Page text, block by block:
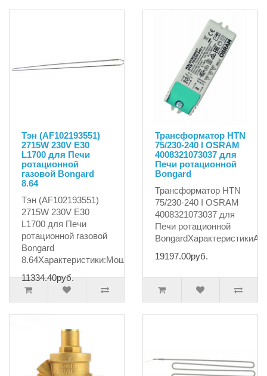
Тэн (AF102193551)
2715W 230V E30
L1700 для Печи
ротационной
газовой Bongard
8.64
Тэн (AF102193551)
2715W 230V E30
L1700 для Печи
ротационной газовой
Bongard
8.64Характеристики:Мощно..
11334.40руб.
Трансформатор HTN
75/230-240 I OSRAM
4008321073037 для
Печи ротационной
Bongard
Трансформатор HTN
75/230-240 I OSRAM
4008321073037 для
Печи ротационной
19197.00руб.